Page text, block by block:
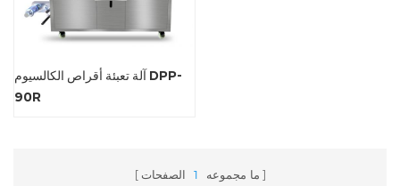
آلة تعبئة أقراص الكالسيوم DPP-
90R
ما مجموعه 1 الصفحات